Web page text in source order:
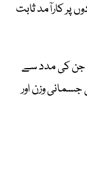
پر کارآمد ثابت
جن کی مدد سے
وزن اور